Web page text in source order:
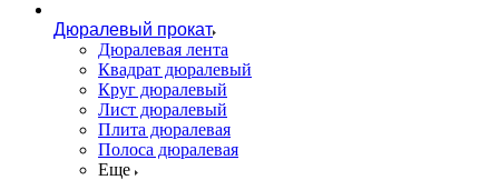
Дюралевый прокат
Дюралевая лента
Квадрат дюралевый
Круг дюралевый
Лист дюралевый
Плита дюралевая
Полоса дюралевая
Еще